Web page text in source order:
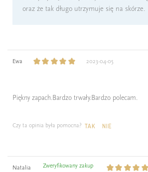
oraz że tak długo utrzymuje się na skórze.
Ewa 2023-04-05
Piękny zapach.Bardzo trwały.Bardzo polecam.
Czy ta opinia była pomocna? TAK NIE
Natalia Zweryfikowany zakup